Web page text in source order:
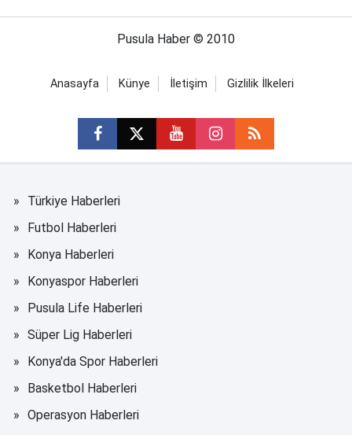
Pusula Haber © 2010
Anasayfa Künye İletişim Gizlilik İlkeleri
Türkiye Haberleri
Futbol Haberleri
Konya Haberleri
Konyaspor Haberleri
Pusula Life Haberleri
Süper Lig Haberleri
Konya'da Spor Haberleri
Basketbol Haberleri
Operasyon Haberleri